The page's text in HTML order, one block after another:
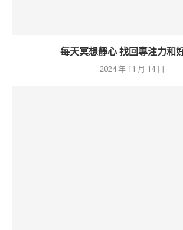
每天冥想靜心 找回專注力和
2024 年 11 月 14 日